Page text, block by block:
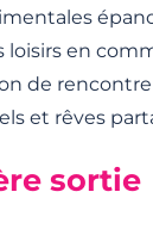
en
de
et rêves
sortie